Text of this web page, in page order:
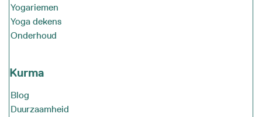
Yogariemen
Yoga dekens
Onderhoud
Kurma
Blog
Duurzaamheid